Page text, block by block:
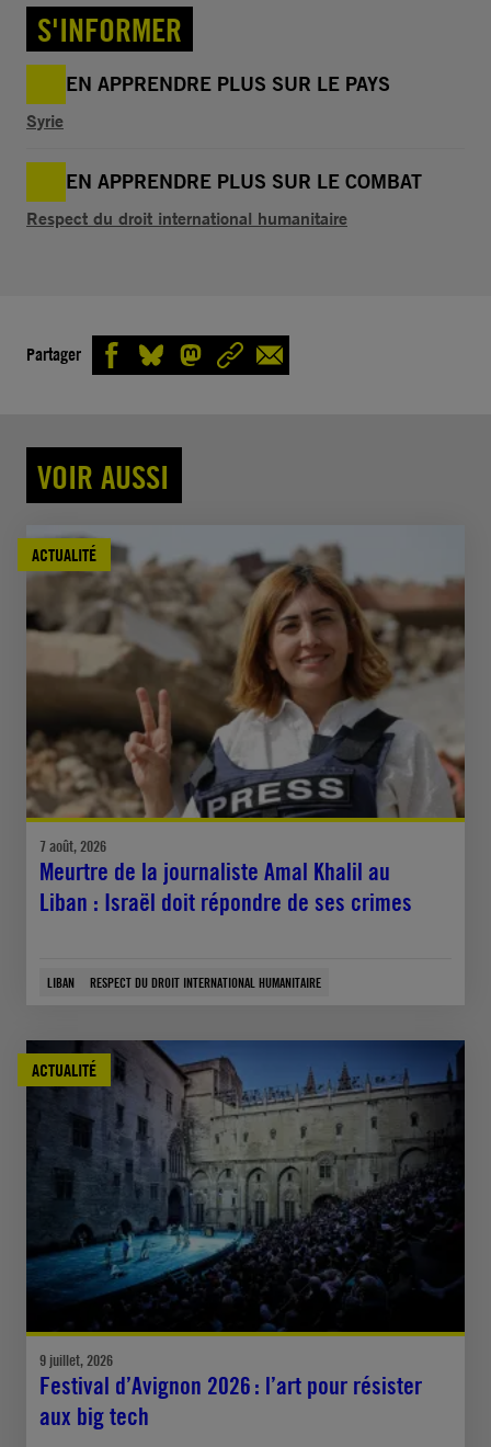
S'INFORMER
EN APPRENDRE PLUS SUR LE PAYS
Syrie
EN APPRENDRE PLUS SUR LE COMBAT
Respect du droit international humanitaire
Partager
VOIR AUSSI
ACTUALITÉ
7 août, 2026
Meurtre de la journaliste Amal Khalil au
Liban : Israël doit répondre de ses crimes
LIBAN RESPECT DU DROIT INTERNATIONAL HUMANITAIRE
ACTUALITÉ
9 juillet, 2026
Festival d’Avignon 2026 : l’art pour résister
aux big tech